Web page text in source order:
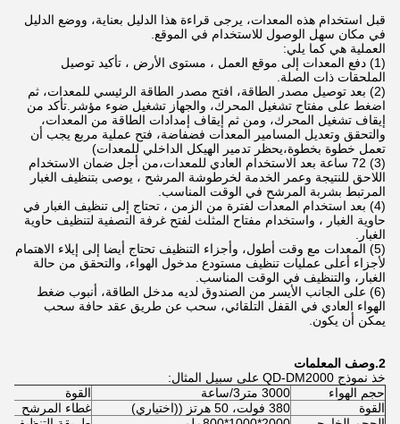
قبل استخدام هذه المعدات، يرجى قراءة هذا الدليل بعناية، ووضع الدليل
في مكان سهل الوصول للاستخدام في الموقع.
العملية هي كما يلي:
(1) دفع المعدات إلى موقع العمل ، مستوى الأرض ، تأكيد توصيل
الملحقات ذات الصلة.
(2) بعد توصيل مصدر الطاقة، افتح مصدر الطاقة الرئيسي للمعدات، ثم
اضغط على مفتاح تشغيل المحرك، والجهاز تشغيل ضوء مؤشر.تأكد من
إيقاف تشغيل المحرك، ومن ثم إيقاف إمدادات الطاقة من المعدات،
والتحقق وتعديل المسامير المعدات فضفاضة، فتح عملية مربع يجب أن
تعمل خطوة بخطوة،يحظر تدمير الهيكل الداخلي للمعدات)
(3) 72 ساعة بعد الاستخدام العادي للمعدات،من أجل ضمان الاستخدام
اللاحق للنتيجة وعمر الخدمة لخرطوشة المرشح ، يوصى بتنظيف الغبار
المرتبط بشربة المرشح في الوقت المناسب.
(4) بعد استخدام المعدات لفترة من الزمن ، تحتاج إلى تنظيف الغبار في
حاوية الغبار ، واستخدام مفتاح المثلث لفتح غرفة التصفية لتنظيف حاوية
الغبار.
(5) المعدات مع وقت أطول، وأجزاء التنظيف تحتاج أيضا إلى إيلاء الاهتمام
لأجزاء أعلى عمليات تنظيف مستودع مدخول الهواء، والتحقق من حالة
الغبار، والتنظيف في الوقت المناسب.
(6) على الجانب الأيسر من الصندوق لديه مدخل الطاقة، أنبوب ضغط
الهواء العادي في القفل التلقائي، سحب عن طريق عقد حافة سحب
يمكن أن يكون.
2. وصف المعلمات
خذ نموذج QD-DM2000 على سبيل المثال:
حجم الهواء
3000 متر3/ساعة
القوة
القوة
380 فولت، 50 هرتز ((اختياري)
غطاء المرشح